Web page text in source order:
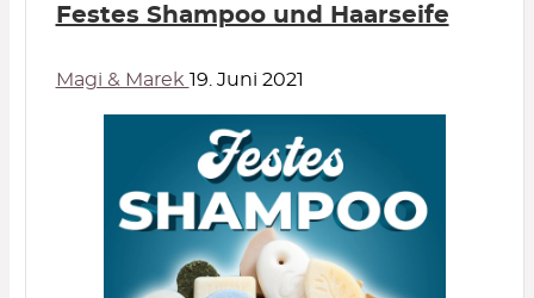
Festes Shampoo und Haarseife
Magi & Marek 19. Juni 2021